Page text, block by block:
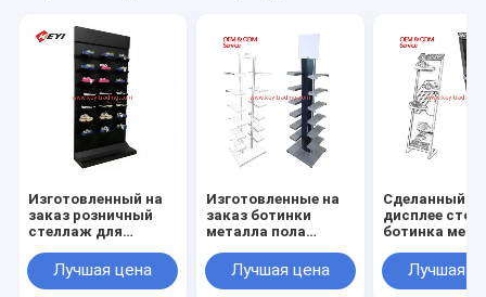
Изготовленный на
заказ розничный
стеллаж для
ботинка спорт
полки тапки стойки
Лучшая цена
Изготовленные на
заказ ботинки
металла пола
кладут
выставочную
Лучшая цена
Сделанный в
дисплее
ботинка
порошка OEM
Китая
Лучшая